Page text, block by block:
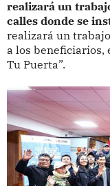
realizará un
calles donde se
realizará un
a los beneficiarios,
Tu Puerta”.